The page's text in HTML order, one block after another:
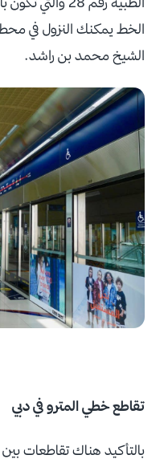
الشيخ محمد بن راشد.
تقاطع خطي المترو في دبي
بالتأكيد هناك تقاطعات